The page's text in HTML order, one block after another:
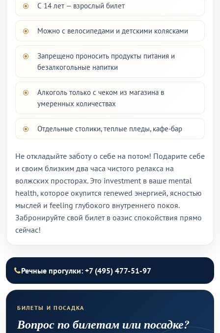
С 14 лет — взрослый билет
Можно с велосипедами и детскими колясками
Запрещено проносить продукты питания и
безалкогольные напитки
Алкоголь только с чеком из магазина в
умеренных количествах
Отдельные столики, теплые пледы, кафе-бар
Не откладыйте заботу о себе на потом! Подарите себе
и своим близким два часа чистого релакса на
волжских просторах. Это investment в ваше mental
health, которое окупится renewed энергией, ясностью
мыслей и feeling глубокого внутреннего покоя.
Забронируйте свой билет в оазис спокойствия прямо
сейчас!
Речные прогулки: +7 (495) 477-51-97
БИЛЕТЫ И ПОСАДКА
Вопрос по билетам или посадке?